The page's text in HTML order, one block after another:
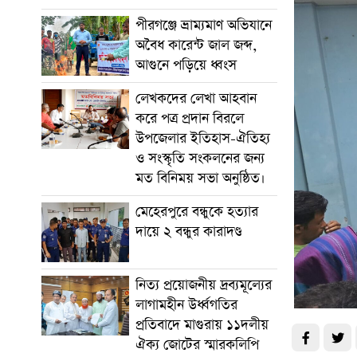
পীরগঞ্জে ভ্রাম্যমাণ অভিযানে
অবৈধ কারেন্ট জাল জব্দ,
আগুনে পড়িয়ে ধ্বংস
লেখকদের লেখা আহবান
করে পত্র প্রদান বিরলে
উপজেলার ইতিহাস-ঐতিহ্য
ও সংস্কৃতি সংকলনের জন্য
মত বিনিময় সভা অনুষ্ঠিত।
মেহেরপুরে বন্ধুকে হত্যার
দায়ে ২ বন্ধুর কারাদণ্ড
নিত্য প্রয়োজনীয় দ্রব্যমূল্যের
লাগামহীন উর্ধ্বগতির
প্রতিবাদে মাগুরায় ১১দলীয়
ঐক্য জোটের স্মারকলিপি